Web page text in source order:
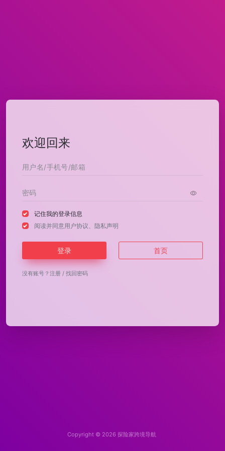
欢迎回来
记住我的登录信息
阅读并同意用户协议、 隐私声明
登录 首页
没有账号？ 注册 / 找回密码
Copyright © 2026 探险家跨境导航